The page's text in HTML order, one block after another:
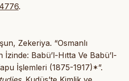
.
Zekeriya. “Osmanlı
İzinde: Babü’l-Hıtta Ve Babü’l-
İşlemleri (1875-1917)*”.